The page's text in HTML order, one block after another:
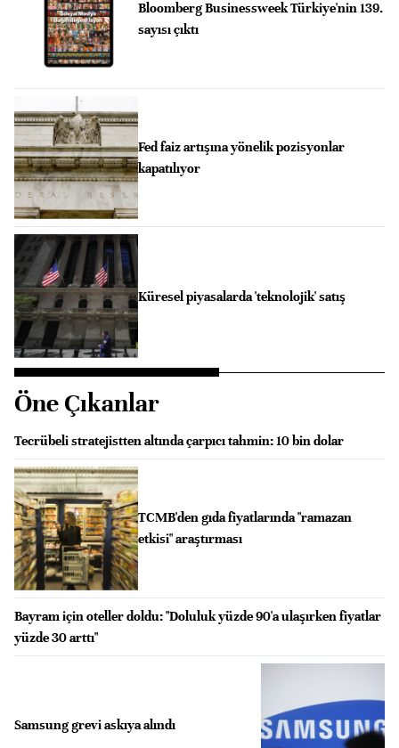
Bloomberg Businessweek Türkiye'nin 139.
sayısı çıktı
Fed faiz artışına yönelik pozisyonlar
kapatılıyor
Küresel piyasalarda 'teknolojik' satış
Öne Çıkanlar
Tecrübeli stratejistten altında çarpıcı tahmin: 10 bin dolar
TCMB'den gıda fiyatlarında "ramazan
etkisi" araştırması
Bayram için oteller doldu: "Doluluk yüzde 90'a ulaşırken fiyatlar
yüzde 30 arttı"
Samsung grevi askıya alındı